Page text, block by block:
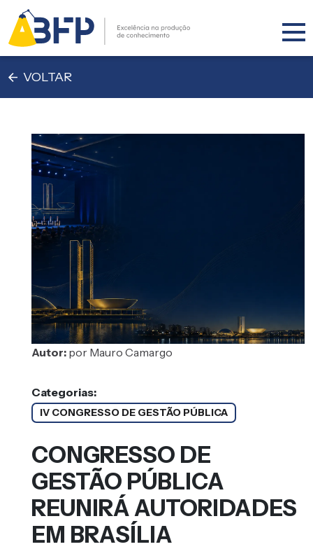
VOLTAR
Autor: por Mauro Camargo
Categorias:
IV CONGRESSO DE GESTÃO PÚBLICA
CONGRESSO DE
GESTÃO PÚBLICA
REUNIRÁ AUTORIDADES
EM BRASÍLIA